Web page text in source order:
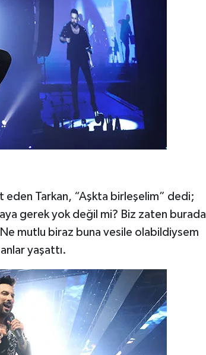
eden Tarkan, “Aşkta birleşelim” dedi;
gerek yok değil mi? Biz zaten burada
mutlu biraz buna vesile olabildiysem
yaşattı.